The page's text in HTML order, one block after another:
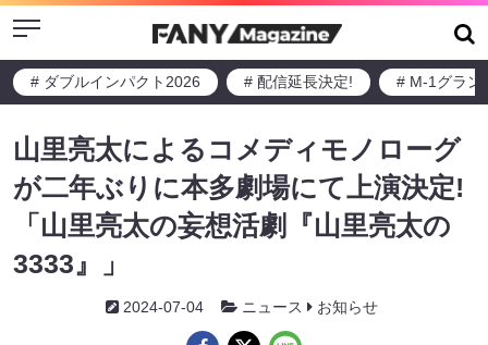
Menu
# ダブルインパクト2026 # 配信延長決定! # M-1グラン
山里亮太によるコメディモノローグ
が二年ぶりに本多劇場にて上演決定!
「山里亮太の妄想活劇『山里亮太の
3333』」
2024-07-04 ニュース お知らせ